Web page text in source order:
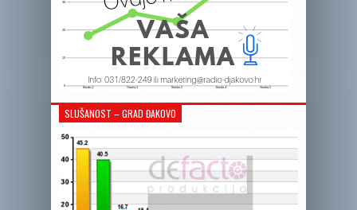
SLUŠANOST – GRAD ĐAKOVO